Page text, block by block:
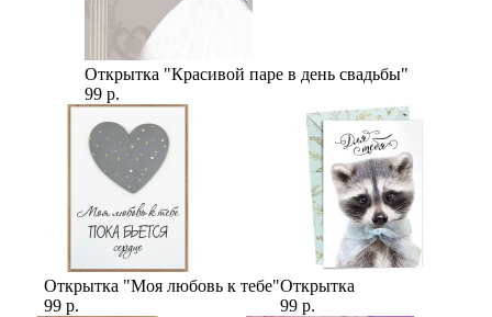
Открытка "Красивой паре в день свадьбы"
99 р.
Открытка "Моя любовь к тебе"
99 р.
Открытка
99 р.